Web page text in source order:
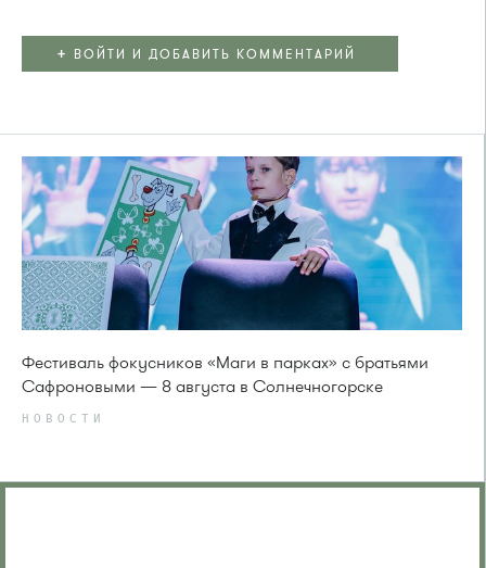
+ ВОЙТИ И ДОБАВИТЬ КОММЕНТАРИЙ
Фестиваль фокусников «Маги в парках» с братьями
Сафроновыми — 8 августа в Солнечногорске
НОВОСТИ